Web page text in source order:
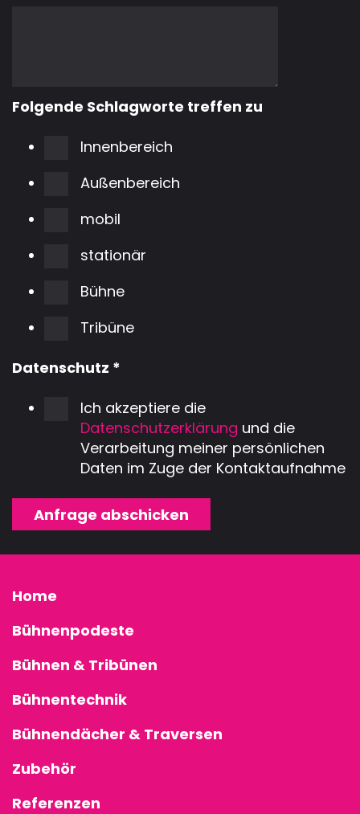
BÜHNEN &
TRIBÜNEN
Folgende Schlagworte treffen zu
Innenbereich
Außenbereich
mobil
stationär
Bühne
Tribüne
Datenschutz *
Ich akzeptiere die
Datenschutzerklärung und die
Verarbeitung meiner persönlichen
Daten im Zuge der Kontaktaufnahme
Anfrage abschicken
Home
Bühnenpodeste
Bühnen & Tribünen
Bühnentechnik
Bühnendächer & Traversen
Zubehör
Referenzen